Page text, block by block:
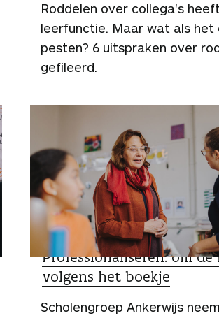
Roddelen over collega's
leerfunctie. Maar wat als het
pesten? 6 uitspraken over
gefileerd.
ZO DOEN ZIJ HET
Professionaliseren: om de
volgens het boekje
Scholengroep Ankerwijs